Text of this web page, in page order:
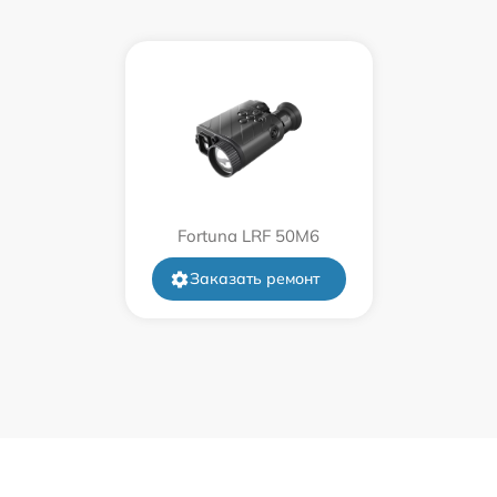
от 60 мин
от 60 мин
от 60 мин
от 60 мин
Fortuna LRF 50M6
Заказать ремонт